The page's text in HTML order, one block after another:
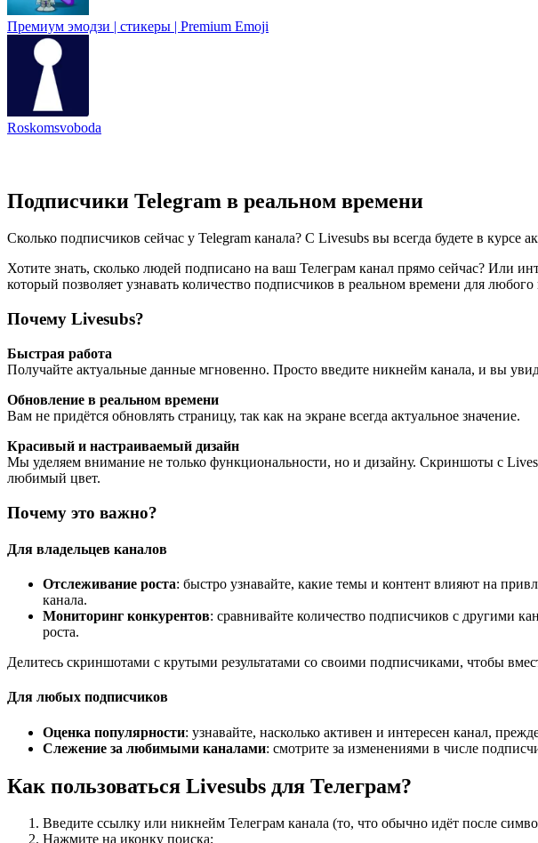
Премиум эмодзи | стикеры | Premium Emoji
Roskomsvoboda
Подписчики Telegram в реальном времени
Сколько подписчиков сейчас у Telegram канала? С Livesubs вы всегда будете в
Хотите знать, сколько людей подписано на ваш Телеграм канал прямо сейчас? Или
который позволяет узнавать количество подписчиков в реальном времени для любого
Почему Livesubs?
Быстрая работа
Получайте актуальные данные мгновенно. Просто введите никнейм канала, и вы
Обновление в реальном времени
Вам не придётся обновлять страницу, так как на экране всегда актуальное значение.
Красивый и настраиваемый дизайн
Мы уделяем внимание не только функциональности, но и дизайну. Скриншоты с
любимый цвет.
Почему это важно?
Для владельцев каналов
Отслеживание роста: быстро узнавайте, какие темы и контент влияют на
канала.
Мониторинг конкурентов: сравнивайте количество подписчиков с другими
роста.
Делитесь скриншотами с крутыми результатами со своими подписчиками, чтобы
Для любых подписчиков
Оценка популярности: узнавайте, насколько активен и интересен канал,
Слежение за любимыми каналами: смотрите за изменениями в числе
Как пользоваться Livesubs для Телеграм?
Введите ссылку или никнейм Телеграм канала (то, что обычно идёт после
Нажмите на иконку поиска;